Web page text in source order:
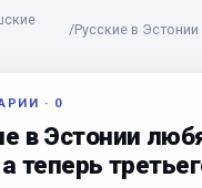
/Русские в
· 0
в Эстонии
теперь